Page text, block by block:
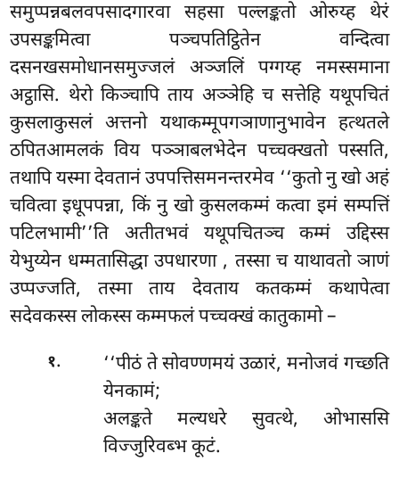
समुप्पन्नबलवपसादगारवा सहसा पल्लङ्कतो ओरुय्ह थेरं
उपसङ्कमित्वा पञ्चपतिट्ठितेन वन्दित्वा
दसनखसमोधानसमुज्जलं अञ्जलिं पग्गय्ह नमस्समाना
अट्ठासि. थेरो किञ्चापि ताय अञ्ञेहि च सत्तेहि यथूपचितं
कुसलाकुसलं अत्तनो यथाकम्मूपगञाणानुभावेन हत्थतले
ठपितआमलकंविय पञ्ञाबलभेदेन पच्चक्खतो पस्सति,
तथापि यस्मा देवतानं उपपत्तिसमनन्तरमेव ‘‘कुतो नु खो अहं
चवित्वा इधूपपन्ना, किं नु खो कुसलकम्मं कत्वा इमं सम्पत्तिं
पटिलभामी’’ति अतीतभवं यथूपचितञ्च कम्मं उद्दिस्स
येभुय्येन धम्मतासिद्धा उपधारणा , तस्सा च याथावतो ञाणं
उप्पज्जति, तस्मा ताय देवताय कतकम्मं कथापेत्वा
सदेवकस्स लोकस्स कम्मफलं पच्चक्खं कातुकामो –
१.
‘‘पीठं ते सोवण्णमयं उळारं, मनोजवं गच्छति
येनकामं;
अलङ्कते मल्यधरे सुवत्थे, ओभाससि
विज्जुरिवब्भ कूटं.